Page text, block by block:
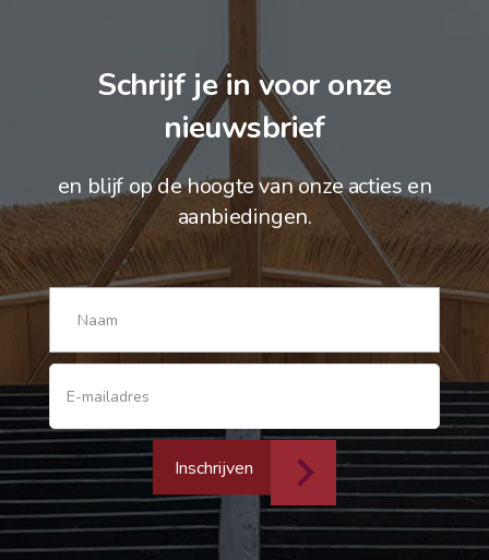
Schrijf je in voor onze
nieuwsbrief
en blijf op de hoogte van onze acties en
aanbiedingen.
Inschrijven